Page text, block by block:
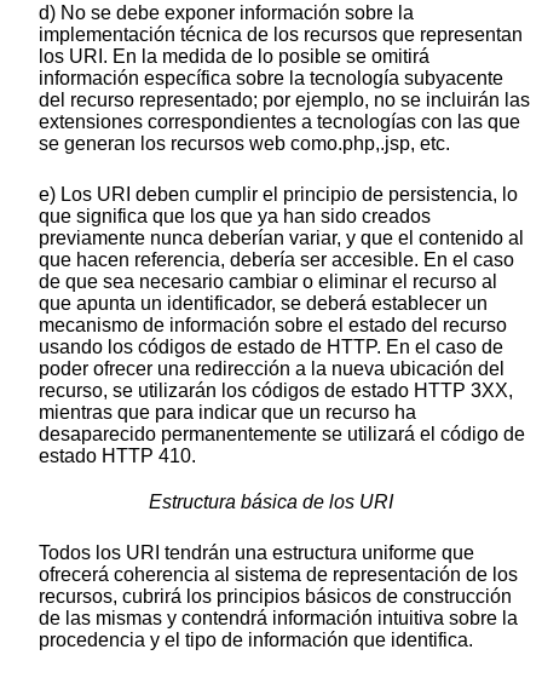
d) No se debe exponer información sobre la
implementación técnica de los recursos que representan
los URI. En la medida de lo posible se omitirá
información específica sobre la tecnología subyacente
del recurso representado; por ejemplo, no se incluirán las
extensiones correspondientes a tecnologías con las que
se generan los recursos web como.php,.jsp, etc.
e) Los URI deben cumplir el principio de persistencia, lo
que significa que los que ya han sido creados
previamente nunca deberían variar, y que el contenido al
que hacen referencia, debería ser accesible. En el caso
de que sea necesario cambiar o eliminar el recurso al
que apunta un identificador, se deberá establecer un
mecanismo de información sobre el estado del recurso
usando los códigos de estado de HTTP. En el caso de
poder ofrecer una redirección a la nueva ubicación del
recurso, se utilizarán los códigos de estado HTTP 3XX,
mientras que para indicar que un recurso ha
desaparecido permanentemente se utilizará el código de
estado HTTP 410.
Estructura básica de los URI
Todos los URI tendrán una estructura uniforme que
ofrecerá coherencia al sistema de representación de los
recursos, cubrirá los principios básicos de construcción
de las mismas y contendrá información intuitiva sobre la
procedencia y el tipo de información que identifica.